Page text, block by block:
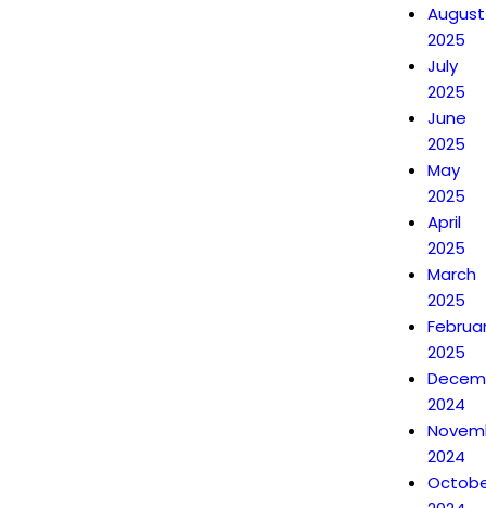
August
2025
July
2025
June
2025
May
2025
April
2025
March
2025
2025
2024
2024